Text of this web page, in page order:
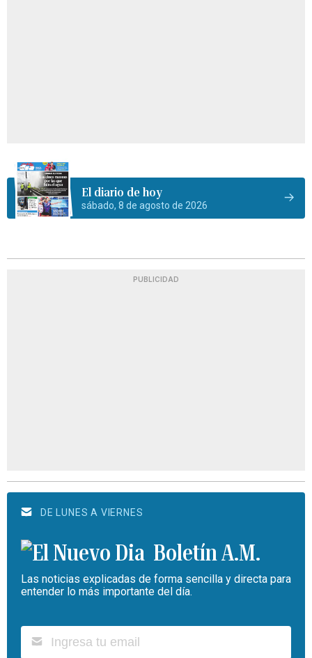
El diario de hoy
sábado, 8 de agosto de 2026
PUBLICIDAD
DE LUNES A VIERNES
Boletín A.M.
Las noticias explicadas de forma sencilla y directa para
entender lo más importante del día.